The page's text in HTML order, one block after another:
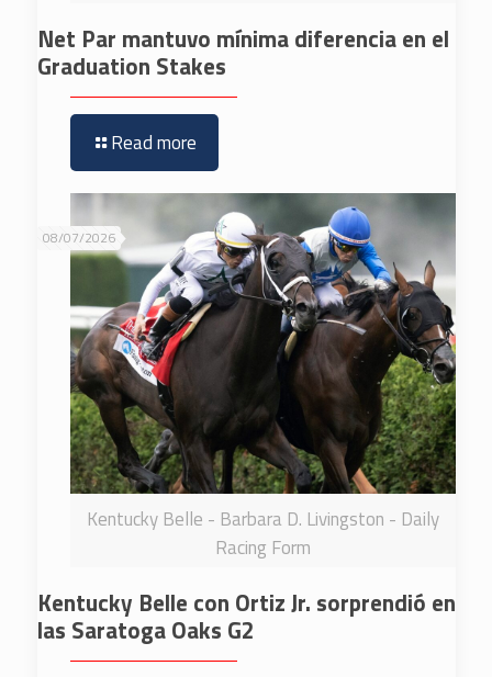
Net Par mantuvo mínima diferencia en el
Graduation Stakes
Read more
Kentucky Belle - Barbara D. Livingston - Daily
Racing Form
08/07/2026
Kentucky Belle con Ortiz Jr. sorprendió en
las Saratoga Oaks G2